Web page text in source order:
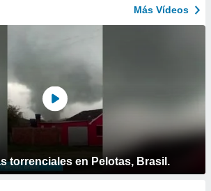
Más Vídeos
torrenciales en Pelotas, Brasil.